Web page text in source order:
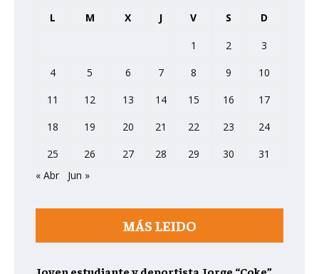
L M X J V S D
1 2
3
4
5 6 7 8 9
10
11
12 13 14 15 16
17
18
19 20 21 22 23
24
25
26 27 28 29 30
31
« Abr
Jun »
MÁS LEIDO